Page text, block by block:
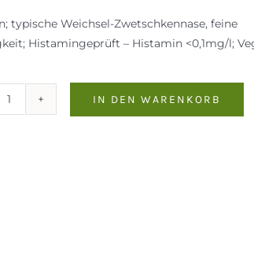
typische Weichsel-Zwetschkennase, feine
Histamingeprüft – Histamin <0,1mg/l;
Zweigelt
IN DEN WARENKORB